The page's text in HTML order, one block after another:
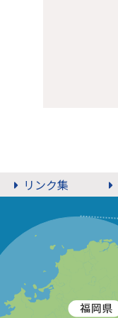
リンク集